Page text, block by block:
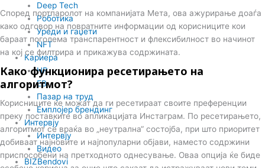
Deep Tech
Роботика
Уреди и гаџети
NFT
Кариера
HR
EB
Пазар на труд
Емплојер брендинг
Интервју
Интервју
Видео
BIZBendovi
Според портпаролот на компанијата Мета, ова ажурирање доаѓа
како одговор на повратните информации од корисниците кои
бараат поголема транспарентност и флексибилност во начинот
на кој се филтрира и прикажува содржината.
Како функционира ресетирањето на
алгоритмот?
Корисниците ќе можат да ги ресетираат своите преференции
преку поставките во апликацијата Инстаграм. По ресетирањето,
алгоритмот се враќа во „неутрална“ состојба, при што приоритет
добиваат најновите и најпопуларни објави, наместо содржини
приспособени на претходното однесување. Оваа опција ќе биде